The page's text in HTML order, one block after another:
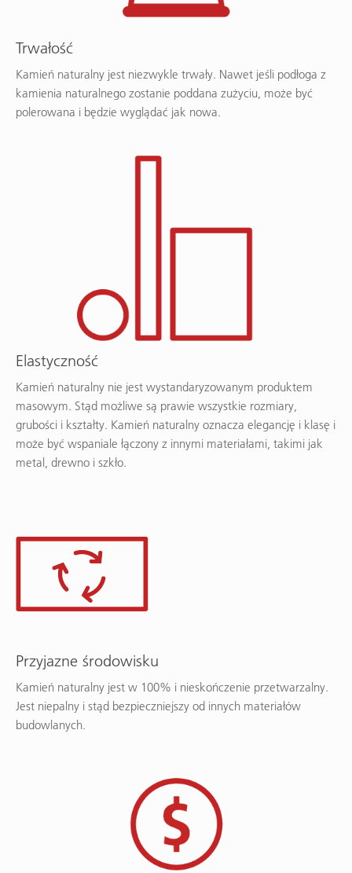
Trwałość
Kamień naturalny jest niezwykle trwały. Nawet jeśli podłoga z
kamienia naturalnego zostanie poddana zużyciu, może być
polerowana i będzie wyglądać jak nowa.
Elastyczność
Kamień naturalny nie jest wystandaryzowanym produktem
masowym. Stąd możliwe są prawie wszystkie rozmiary,
grubości i kształty. Kamień naturalny oznacza elegancję i klasę i
może być wspaniale łączony z innymi materiałami, takimi jak
metal, drewno i szkło.
Przyjazne środowisku
Kamień naturalny jest w 100% i nieskończenie przetwarzalny.
Jest niepalny i stąd bezpieczniejszy od innych materiałów
budowlanych.